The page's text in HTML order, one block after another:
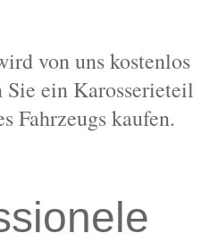
von uns kostenlos
Sie ein Karosserieteil
Fahrzeugs kaufen.